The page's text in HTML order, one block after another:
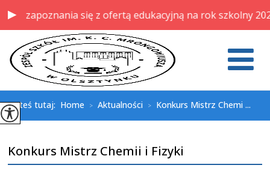
zapoznania się z ofertą edukacyjną na rok szkolny 2026/
Jesteś tutaj: Home > Aktualności > Konkurs Mistrz Chemi ...
Konkurs Mistrz Chemii i Fizyki